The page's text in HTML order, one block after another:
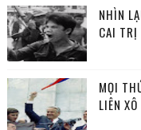
NHÌN
CAI TRỊ
MỌI
LIÊN